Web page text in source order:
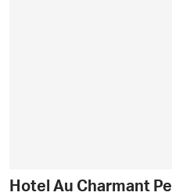
Hotel Au Charmant